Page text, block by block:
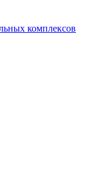
комплексов